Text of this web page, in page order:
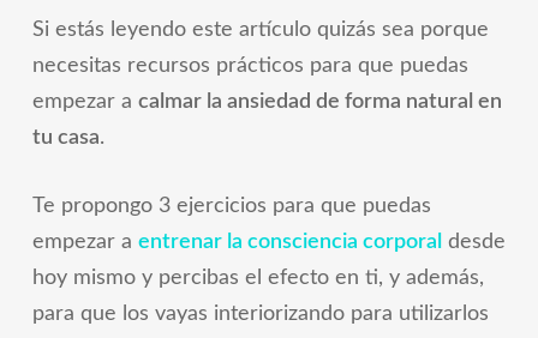
Si estás leyendo este artículo quizás sea porque
necesitas recursos prácticos para que puedas
empezar a calmar la ansiedad de forma natural en
tu casa.
Te propongo 3 ejercicios para que puedas
empezar a entrenar la consciencia corporal desde
hoy mismo y percibas el efecto en ti, y además,
para que los vayas interiorizando para utilizarlos